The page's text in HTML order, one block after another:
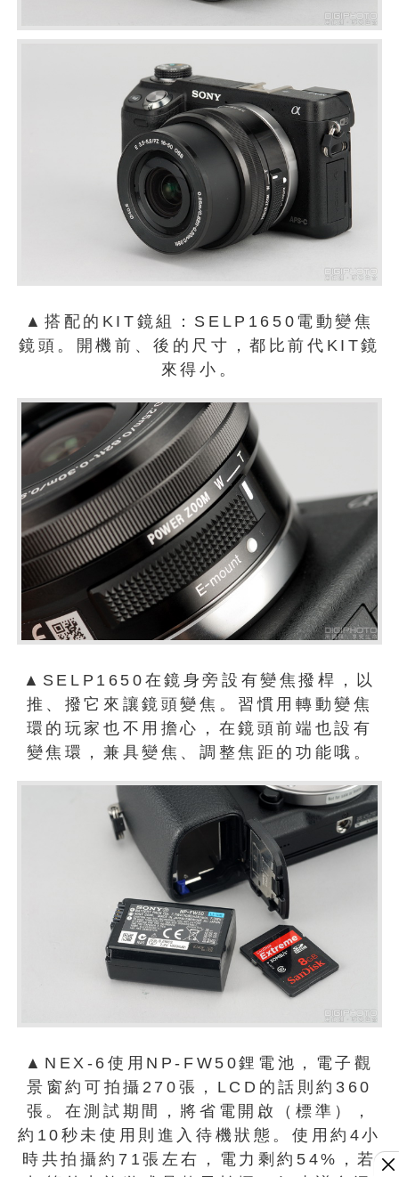
▲搭配的KIT鏡組：SELP1650電動變焦
鏡頭。開機前、後的尺寸，都比前代KIT鏡
來得小。
▲SELP1650在鏡身旁設有變焦撥桿，以
推、撥它來讓鏡頭變焦。習慣用轉動變焦
環的玩家也不用擔心，在鏡頭前端也設有
變焦環，兼具變焦、調整焦距的功能哦。
▲NEX-6使用NP-FW50鋰電池，電子觀
景窗約可拍攝270張，LCD的話則約360
張。在測試期間，將省電開啟（標準），
約10秒未使用則進入待機狀態。使用約4小
時共拍攝約71張左右，電力剩約54%，若